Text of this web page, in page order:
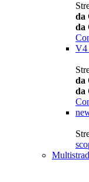
da
da
V4
da
da